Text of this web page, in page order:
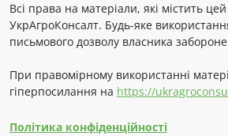
Всі права на матеріали, які містить
УкрАгроКонсалт. Будь-яке
письмового дозволу власника
При правомірному використанні
гіперпосилання на https://
Політика конфіденційності